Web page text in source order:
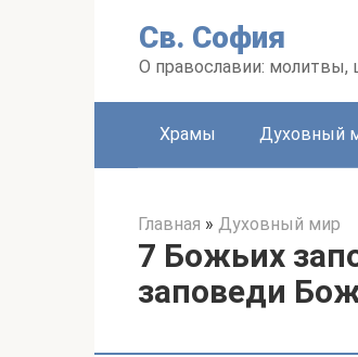
Св. София
О православии: молитвы,
Храмы Духовный
Главная » Духовный мир
7 Божьих
заповеди